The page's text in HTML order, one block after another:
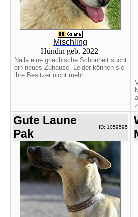
Mischling
Hündin geb. 2022
Naila eine griechische Schönheit sucht
ein neues Zuhause. Leider können sie
ihre Besitzer nicht mehr ...
Gute Laune
Pak
ID: 1059595